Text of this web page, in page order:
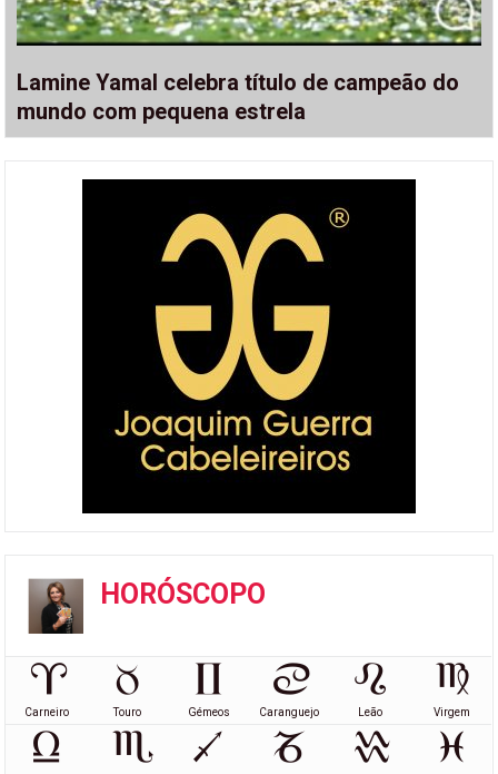
Lamine Yamal celebra título de campeão do
mundo com pequena estrela
HORÓSCOPO
Carneiro Touro Gémeos Caranguejo Leão Virgem